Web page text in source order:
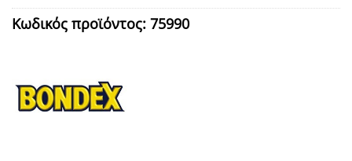
Κωδικός προϊόντος: 75990